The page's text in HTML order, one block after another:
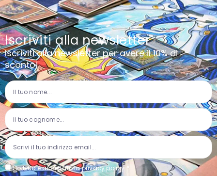
Iscriviti alla newsletter
Iscriviti alla newsletter per avere il 10% di
sconto!
Ho letto e accettato laprivacy policy *